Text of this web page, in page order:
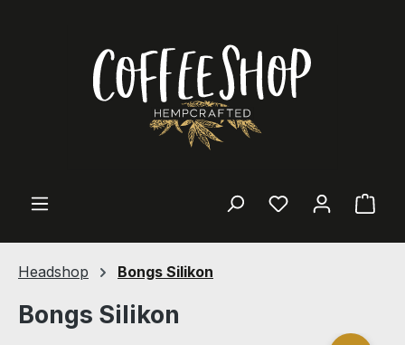
Headshop Bongs Silikon
Bongs Silikon